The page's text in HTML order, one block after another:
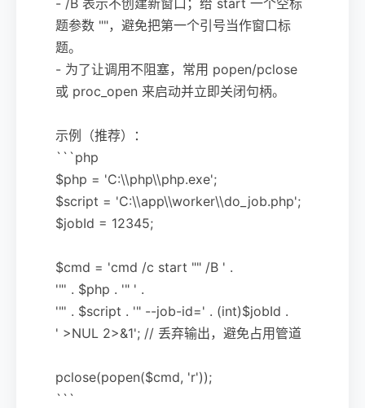
题参数 ""，避免把第一个引号当作窗口标
题。
- 为了让调用不阻塞，常用 popen/pclose
或 proc_open 来启动并立即关闭句柄。
示例（推荐）：
```php
$php = 'C:\\php\\php.exe';
$script = 'C:\\app\\worker\\do_job.php';
$jobId = 12345;
$cmd = 'cmd /c start "" /B ' .
'"' . $php . '" ' .
'"' . $script . '" --job-id=' . (int)$jobId .
' >NUL 2>&1'; // 丢弃输出，避免占用管道
pclose(popen($cmd, 'r'));
```